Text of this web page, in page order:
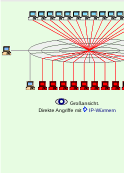
Großansicht.
Direkte Angriffe mit
IP-Würmern